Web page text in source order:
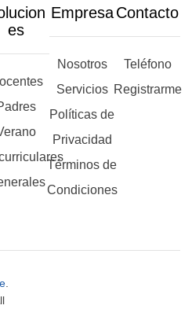
es
Empresa
Nosotros
Servicios
Políticas de
Privacidad
Términos de
Condiciones
Contacto
Teléfono
Registrarme
.